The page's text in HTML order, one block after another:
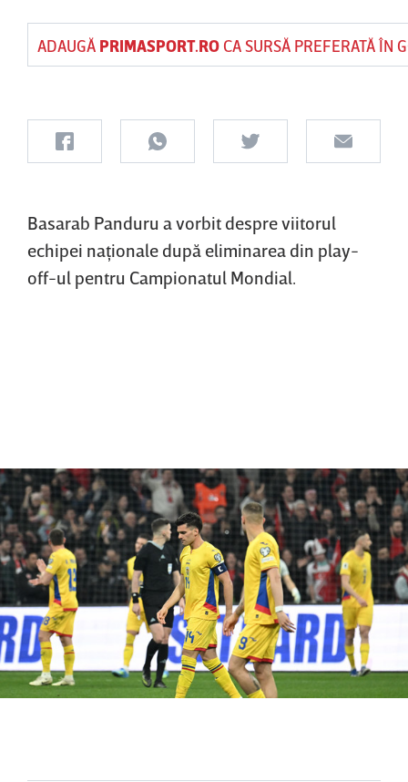
ADAUGĂ PRIMASPORT.ROCA SURSĂ PREFERATĂ ÎN
Basarab Panduru a vorbit despre viitorul
echipei naţionale după eliminarea din play-
off-ul pentru Campionatul Mondial.